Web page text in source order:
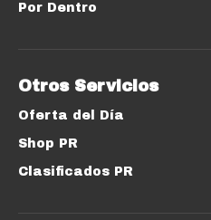
Por Dentro
Otros Servicios
Oferta del Día
Shop PR
Clasificados PR